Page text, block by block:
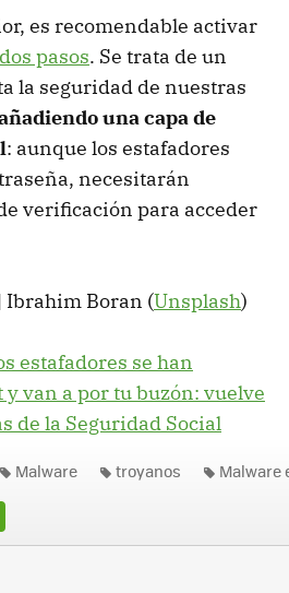
es recomendable activar
pasos. Se trata de un
la seguridad de nuestras
una capa de
: aunque los estafadores
necesitarán
verificación para acceder
Ibrahim Boran (Unsplash)
estafadores se han
van a por tu buzón: vuelve
de la Seguridad Social
Malware troyanos Malware